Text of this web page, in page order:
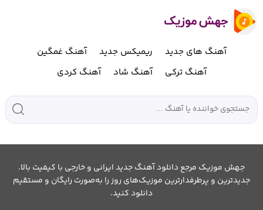
آهنگ های جدید ریمیکس جدید
آهنگ غمگین
آهنگ ترکی
آهنگ شاد آهنگ کردی
جهش موزیک مرجع دانلود آهنگ جدید ایرانی و خارجی با کیفیت بالا.
جدیدترین و پرطرفدارترین موزیک‌های روز را به‌صورت رایگان و مستقیم
دانلود کنید.